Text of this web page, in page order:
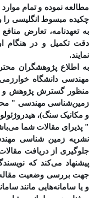
مطالعه نموده و تمام
چکیده مبسوط انگلیسی را
به تعهدنامه، تعارض
دقت تکمیل و در هنگام
نمایند.
به اطلاع پژوهشگران
مهندسی دانشگاه
منظور گسترش پژوهش و
زمین‌شناسی مهندسی "
و مکانیک سنگ)،
" پذیرای مقالات شما
نشریه زمین شناسی
جلوگیری از دریافت
پیشنهاد می‌کند که
جهت بررسی وضعیت مقاله
و یا سامانه‌هایی مانند